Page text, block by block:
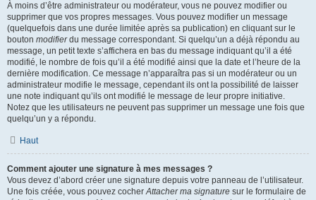
À moins d’être administrateur ou modérateur, vous ne pouvez modifier ou
supprimer que vos propres messages. Vous pouvez modifier un message
(quelquefois dans une durée limitée après sa publication) en cliquant sur le
bouton modifierdu message correspondant. Si quelqu’un a déjà répondu au
message, un petit texte s’affichera en bas du message indiquant qu’il a été
modifié, le nombre de fois qu’il a été modifié ainsi que la date et l’heure de la
dernière modification. Ce message n’apparaîtra pas si un modérateur ou un
administrateur modifie le message, cependant ils ont la possibilité de laisser
une note indiquant qu’ils ont modifié le message de leur propre initiative.
Notez que les utilisateurs ne peuvent pas supprimer un message une fois que
quelqu’un y a répondu.
Haut
Comment ajouter une signature à mes messages ?
Vous devez d’abord créer une signature depuis votre panneau de l’utilisateur.
Une fois créée, vous pouvez cocherAttacher ma signature sur le formulaire de